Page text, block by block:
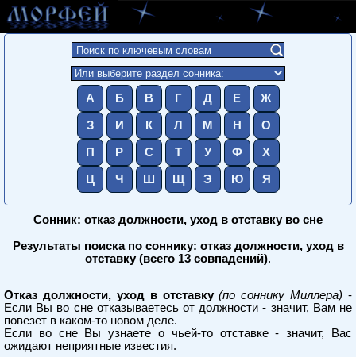
А Б В Г Д Е Ж
З И К Л М Н О
П Р С Т У Ф Х
Ц Ч Ш Щ Э Ю Я
Сонник: отказ должности, уход в отставку во сне
Результаты поиска по соннику: отказ должности, уход в
отставку (всего 13 совпадений).
Отказ должности, уход в отставку (по соннику Миллера) -
Если Вы во сне отказываетесь от должности - значит, Вам не
повезет в каком-то новом деле.
Если во сне Вы узнаете о чьей-то отставке - значит, Вас
ожидают неприятные известия.